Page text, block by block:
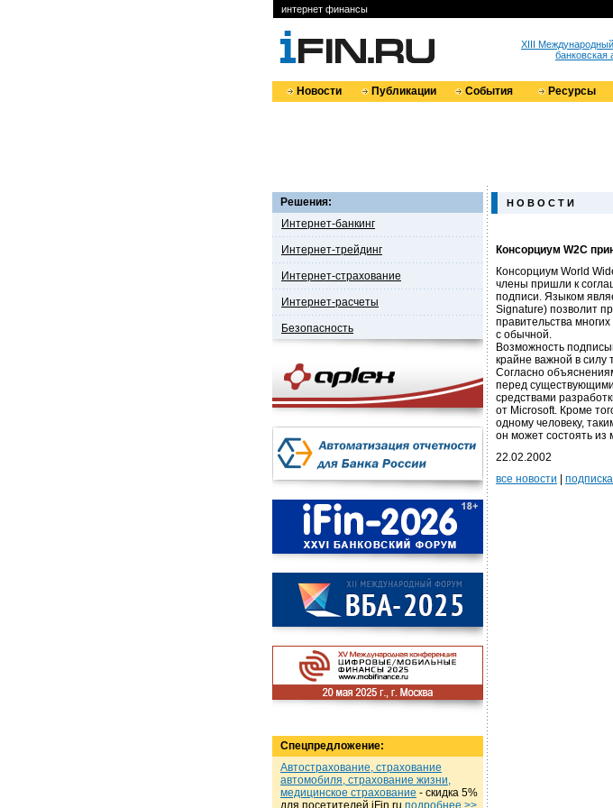
интернет финансы
XIII
банковская
Новости Публикации События Ресурсы
Решения:
Интернет-банкинг
Интернет-трейдинг
Интернет-страхование
Интернет-расчеты
Безопасность
Спецпредложение:
Автострахование, страхование
автомобиля, страхование жизни,
медицинское страхование - cкидка 5%
для посетителей iFin.ru подробнеe >>
Н О В О С Т И
Консорциум W2C
Консорциум World
члены пришли к
подписи. Языком
Signature) позволит
правительства
с обычной.
Возможность
крайне важной в силу
Согласно
перед
средствами
от Microsoft. Кроме
одному человеку,
он может состоять из
22.02.2002
все новости